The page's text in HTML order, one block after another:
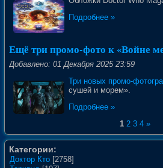
Подробнее »
Ещё три промо-фото к «Войне
Добавлено: 01 Декабря 2025 23:59
Три новых промо-
сушей и морем».
Подробнее »
1 2 3 4 »
Категории:
Доктор Кто [2758]